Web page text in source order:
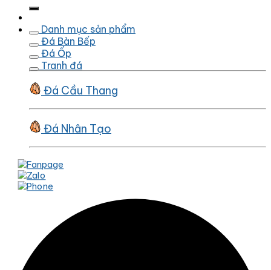
Danh mục sản phẩm
Đá Bàn Bếp
Đá Ốp
Tranh đá
Đá Cầu Thang
Đá Nhân Tạo